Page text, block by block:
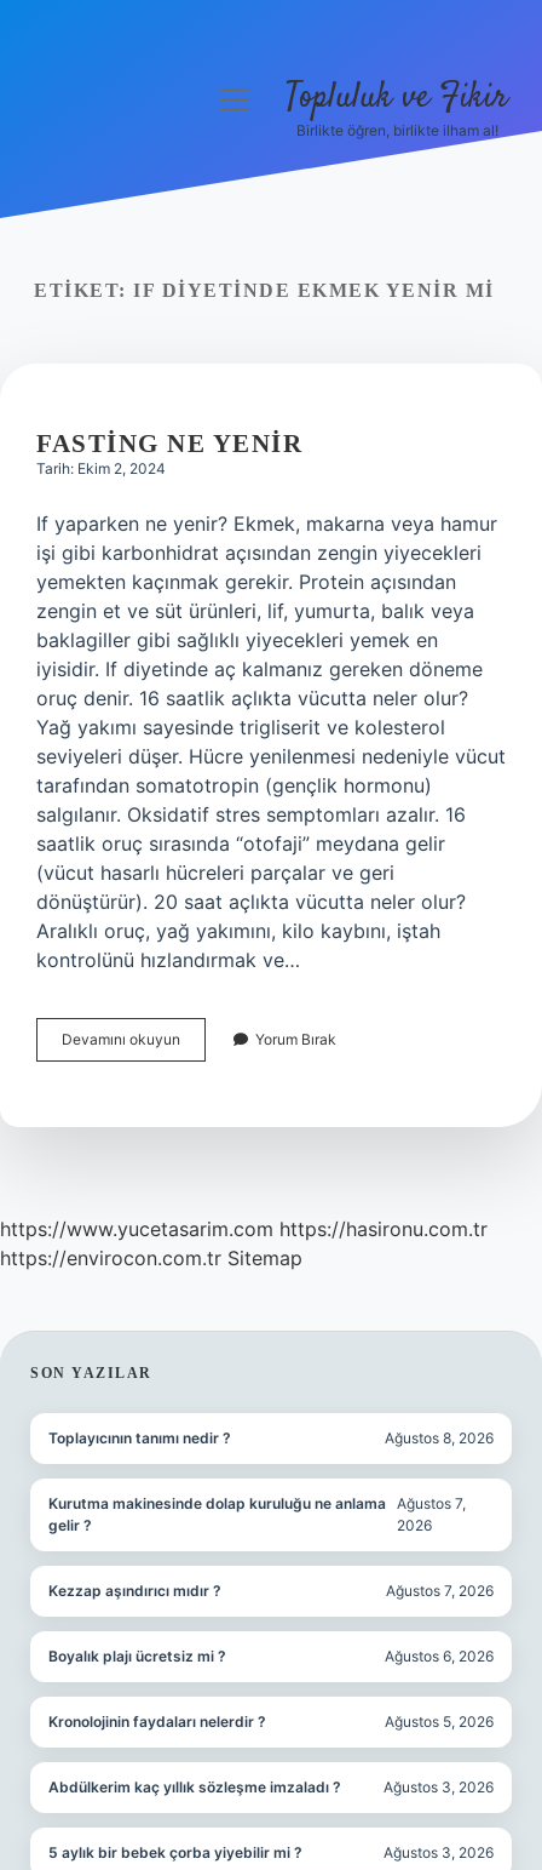
Yasal Uyarı
menüyüTopluluk ve Fikir
Birlikte öğren, birlikte ilham al!
ETIKET: IF DIYETINDE EKMEK YENIR MI
FASTING NE YENIR
Tarih: Ekim 2, 2024
If yaparken ne yenir? Ekmek, makarna veya hamur
işi gibi karbonhidrat açısından zengin yiyecekleri
yemekten kaçınmak gerekir. Protein açısından
zengin et ve süt ürünleri, lif, yumurta, balık veya
baklagiller gibi sağlıklı yiyecekleri yemek en
iyisidir. If diyetinde aç kalmanız gereken döneme
oruç denir. 16 saatlik açlıkta vücutta neler olur?
Yağ yakımı sayesinde trigliserit ve kolesterol
seviyeleri düşer. Hücre yenilenmesi nedeniyle vücut
tarafından somatotropin (gençlik hormonu)
salgılanır. Oksidatif stres semptomları azalır. 16
saatlik oruç sırasında “otofaji” meydana gelir
(vücut hasarlı hücreleri parçalar ve geri
dönüştürür). 20 saat açlıkta vücutta neler olur?
Aralıklı oruç, yağ yakımını, kilo kaybını, iştah
kontrolünü hızlandırmak ve…
Devamını okuyun
Ne
Yorum Bırak
https://www.yucetasarim.com https://hasironu.com.tr
https://envirocon.com.tr Sitemap
SIDEBAR
SON YAZILAR
Toplayıcının tanımı nedir ? Ağustos 8, 2026
Kurutma makinesinde dolap kuruluğu ne anlama
gelir ?
Ağustos 7,
2026
Kezzap aşındırıcı mıdır ? Ağustos 7, 2026
Boyalık plajı ücretsiz mi ? Ağustos 6, 2026
Kronolojinin faydaları nelerdir ? Ağustos 5, 2026
Abdülkerim kaç yıllık sözleşme imzaladı ? Ağustos 3, 2026
5 aylık bir bebek çorba yiyebilir mi ? Ağustos 3, 2026